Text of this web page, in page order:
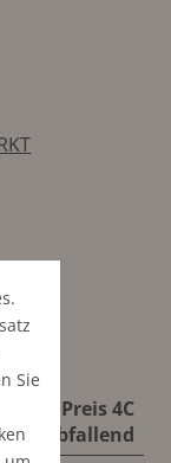
Preis 4C
abfallend
Sie